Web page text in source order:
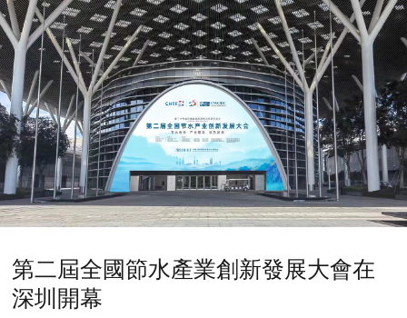
第二屆全國節水產業創新發展大會在
深圳開幕